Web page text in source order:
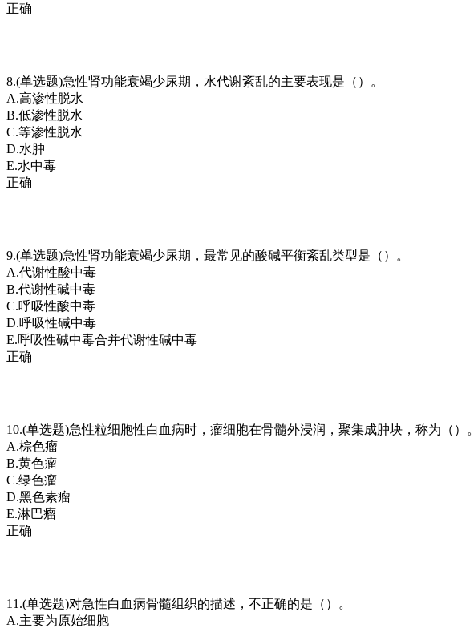
正确
8.(单选题)急性肾功能衰竭少尿期，水代谢紊乱的主要表现是（）。
A.高渗性脱水
B.低渗性脱水
C.等渗性脱水
D.水肿
E.水中毒
正确
9.(单选题)急性肾功能衰竭少尿期，最常见的酸碱平衡紊乱类型是（）。
A.代谢性酸中毒
B.代谢性碱中毒
C.呼吸性酸中毒
D.呼吸性碱中毒
E.呼吸性碱中毒合并代谢性碱中毒
正确
10.(单选题)急性粒细胞性白血病时，瘤细胞在骨髓外浸润，聚集成肿块，称为（）。
A.棕色瘤
B.黄色瘤
C.绿色瘤
D.黑色素瘤
E.淋巴瘤
正确
11.(单选题)对急性白血病骨髓组织的描述，不正确的是（）。
A.主要为原始细胞